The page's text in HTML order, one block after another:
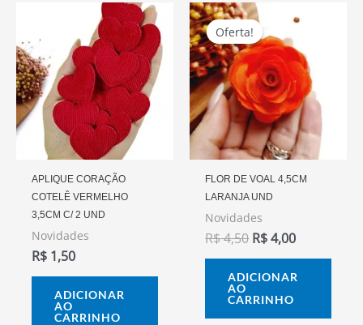
APLIQUE CORAÇÃO
COTELÊ VERMELHO
3,5CM C/ 2 UND
Novidades
R$ 1,50
ADICIONAR
AO
CARRINHO
Oferta!
Oferta!
FLOR DE VOAL 4,5CM
LARANJA UND
Novidades
R$4,50
O
Preço
Original
Era:
R$ 4,50.
R$4,00
Preço
É:
R$ 4,00.
ADICIONAR
AO
CARRINHO